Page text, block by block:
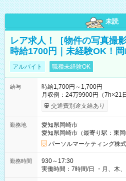
未読
レア求人！［物件の写真撮
時給1700円｜未経験OK！
アルバイト 職種未経験OK
給与
時給1,700円～1,700円
月収例：24万9900円（7h×21日) 日払い、週払いOK（規
り） 【試用期間】試用期間なし
交通費別途支給あり
勤務地
愛知県岡崎市
愛知県岡崎市（最寄り駅：東岡
パーソルマーケティング株
勤務時間
930～17:30
実働時間：7時間/日 ・月、木
は固定休です／夏季、年末年